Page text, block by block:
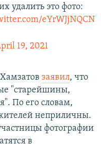
удалить это фото:
eYrWJjNQCN
19, 2021
заявил, что
"старейшины,
По его словам,
неприличны.
фотографии
в